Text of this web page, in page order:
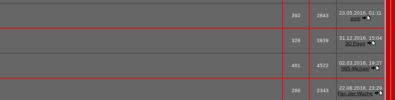
392 2843
23.05.2016, 01:11
potti
326 2839
31.12.2016, 15:04
3D Pogo
481 4522
02.03.2018, 19:27
IWS-Michael
286 2343
22.08.2016, 23:29
Fan der Woche